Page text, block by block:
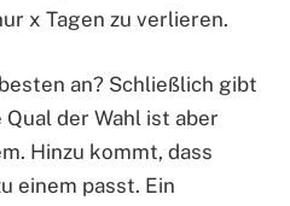
x Tagen zu verlieren.
an? Schließlich gibt
der Wahl ist aber
Hinzu kommt, dass
einem passt. Ein